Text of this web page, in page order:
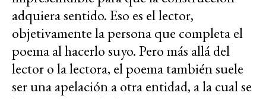
adquiera sentido. Eso es el lector,
objetivamente la persona que completa el
poema al hacerlo suyo. Pero más allá del
lector o la lectora, el poema también suele
ser una apelación a otra entidad, a la cual se